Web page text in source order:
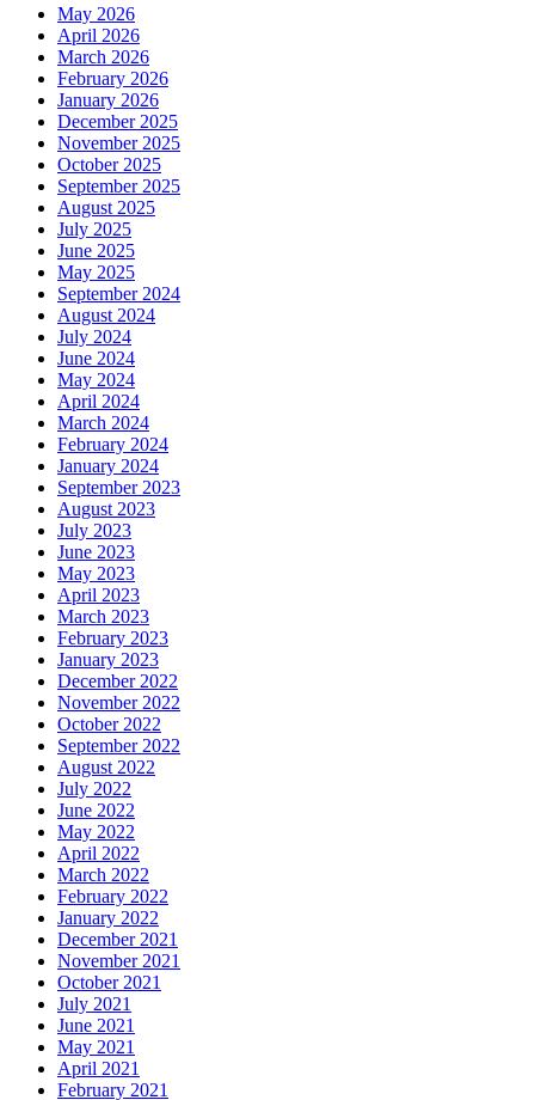
May 2026
April 2026
March 2026
February 2026
January 2026
December 2025
November 2025
October 2025
September 2025
August 2025
July 2025
June 2025
May 2025
September 2024
August 2024
July 2024
June 2024
May 2024
April 2024
March 2024
February 2024
January 2024
September 2023
August 2023
July 2023
June 2023
May 2023
April 2023
March 2023
February 2023
January 2023
December 2022
November 2022
October 2022
September 2022
August 2022
July 2022
June 2022
May 2022
April 2022
March 2022
February 2022
January 2022
December 2021
November 2021
October 2021
July 2021
June 2021
May 2021
April 2021
February 2021